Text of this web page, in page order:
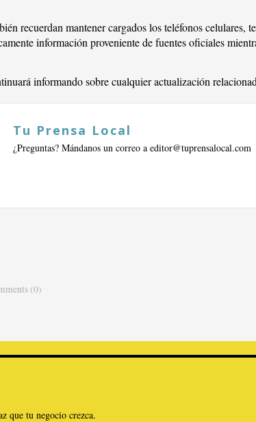
recuerdan mantener cargados los teléfonos celulares,
información proveniente de fuentes oficiales
informando sobre cualquier actualización
Tu Prensa Local
¿Preguntas? Mándanos un correo a editor@tuprensalocal.com
(0)
que tu negocio crezca.